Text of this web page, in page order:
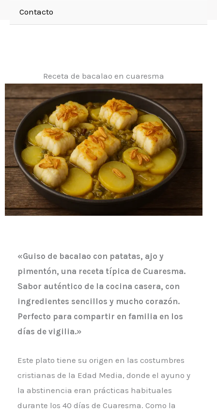
Contacto
Receta de bacalao en cuaresma
«Guiso de bacalao con patatas, ajo y
pimentón, una receta típica de Cuaresma.
Sabor auténtico de la cocina casera, con
ingredientes sencillos y mucho corazón.
Perfecto para compartir en familia en los
días de vigilia.»
Este plato tiene su origen en las costumbres
cristianas de la Edad Media, donde el ayuno y
la abstinencia eran prácticas habituales
durante los 40 días de Cuaresma. Como la